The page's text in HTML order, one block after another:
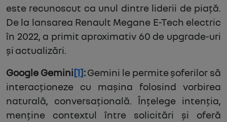
este recunoscut ca unul dintre liderii de piață.
De la lansarea Renault Megane E-Tech electric
în 2022, a primit aproximativ 60 de upgrade-uri
și actualizări.
Google Gemini[1]:Gemini le permite șoferilor să
interacționeze cu mașina folosind vorbirea
naturală, conversațională. Înțelege intenția,
menține contextul între solicitări și oferă